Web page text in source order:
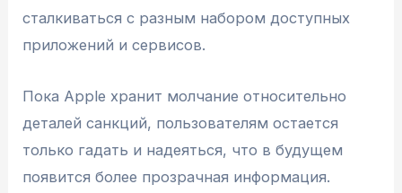
сталкиваться с разным набором доступных
приложений и сервисов.
Пока Apple хранит молчание относительно
деталей санкций, пользователям остается
только гадать и надеяться, что в будущем
появится более прозрачная информация.